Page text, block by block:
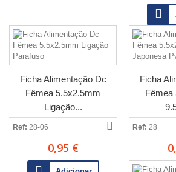
Ficha Alimentação Dc
Fêmea 5.5x2.5mm
Ligação...
Ref: 28-06
0,95 €
Ficha
Fêmea
Ref: 28